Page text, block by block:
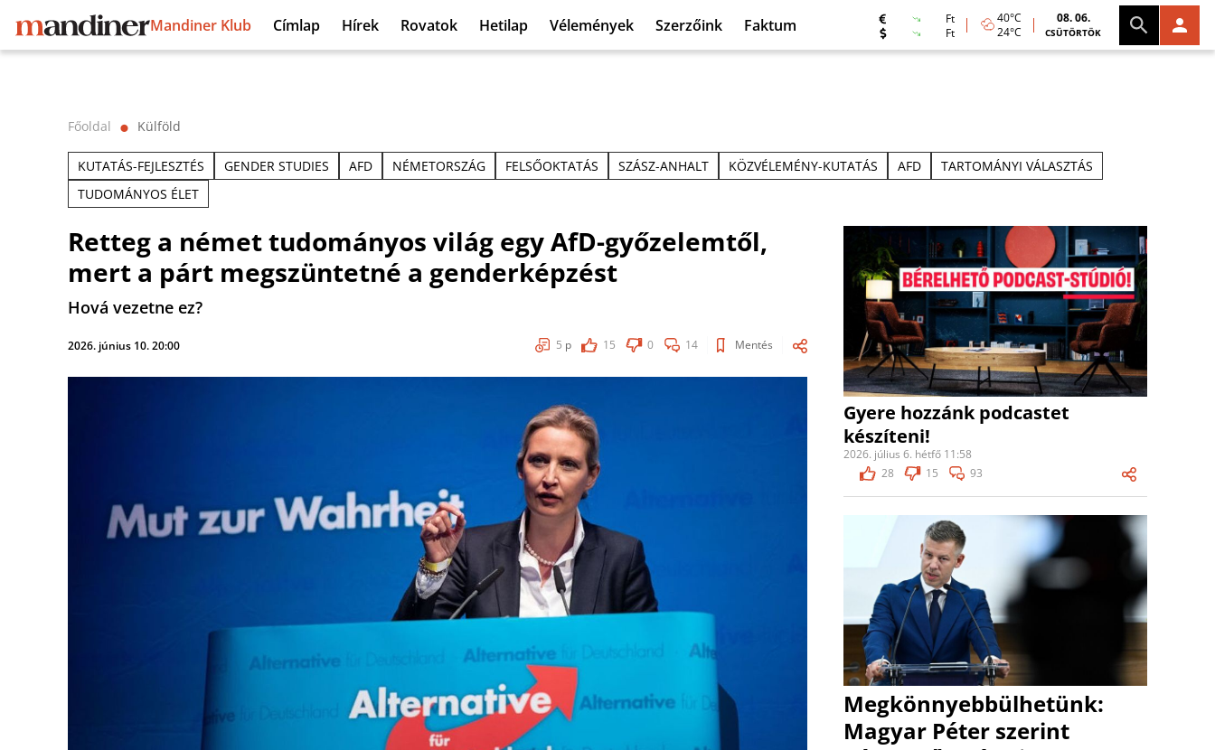
Mandiner Klub Címlap Hírek Rovatok Hetilap Vélemények Szerzőink Faktum
Ft
Ft
40°C
24°C
08. 06.
CSÜTÖRTÖK
Főoldal ⬤ Külföld
KUTATÁS-FEJLESZTÉS GENDER STUDIES AFD NÉMETORSZÁG FELSŐOKTATÁS SZÁSZ-ANHALT KÖZVÉLEMÉNY-KUTATÁS AFD
TARTOMÁNYI VÁLASZTÁS
TUDOMÁNYOS ÉLET
Retteg a német tudományos világ egy AfD-győzelemtől,
mert a párt megszüntetné a genderképzést
Hová vezetne ez?
2026. június 10. 20:00 5 p 15 0 14 Mentés
Gyere hozzánk podcastet
készíteni!
2026. július 6. hétfő 11:58
28
15 93
Megkönnyebbülhetünk:
Magyar Péter szerint